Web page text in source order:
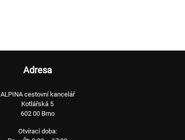
Adresa
ALPINA cestovní kancelář
Kotlářská 5
602 00 Brno
Otvírací doba: